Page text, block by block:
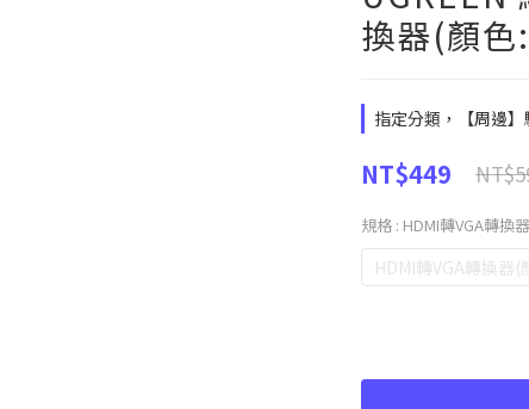
換器(顏
指定分類，【周邊
NT$449
規格 : HDMI轉VGA轉換
HDMI轉VGA轉換器